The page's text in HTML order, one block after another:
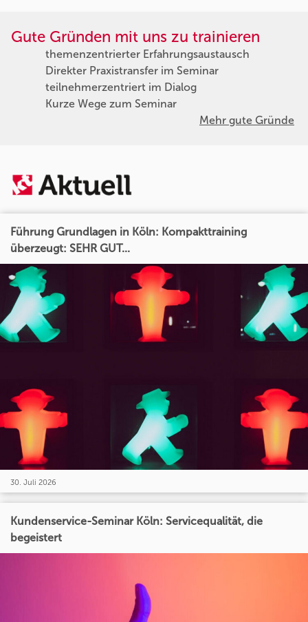
Gute Gründen mit uns zu trainieren
themenzentrierter Erfahrungsaustausch
Direkter Praxistransfer im Seminar
teilnehmerzentriert im Dialog
Kurze Wege zum Seminar
Mehr gute Gründe
Führung Grundlagen in Köln: Kompakttraining
überzeugt: SEHR GUT...
30. Juli 2026
Kundenservice-Seminar Köln: Servicequalität, die
begeistert